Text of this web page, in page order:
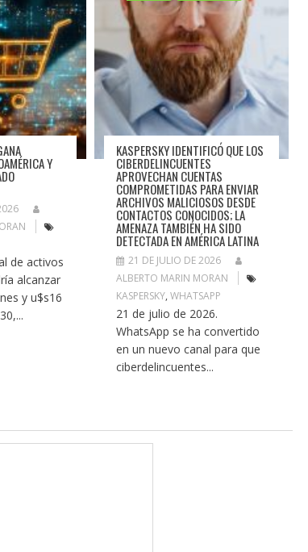
Y
de activos
alcanzar
y u$s16
KASPERSKY IDENTIFICÓ QUE LOS
CIBERDELINCUENTES
APROVECHAN CUENTAS
COMPROMETIDAS PARA ENVIAR
ARCHIVOS MALICIOSOS DESDE
CONTACTOS CONOCIDOS; LA
AMENAZA TAMBIÉN HA SIDO
DETECTADA EN AMÉRICA LATINA
21 DE JULIO DE 2026
ALBERTO MARIN MORAN
KASPERSKY,WHATSAPP
21 de julio de 2026.
WhatsApp se ha convertido
en un nuevo canal para que
ciberdelincuentes...